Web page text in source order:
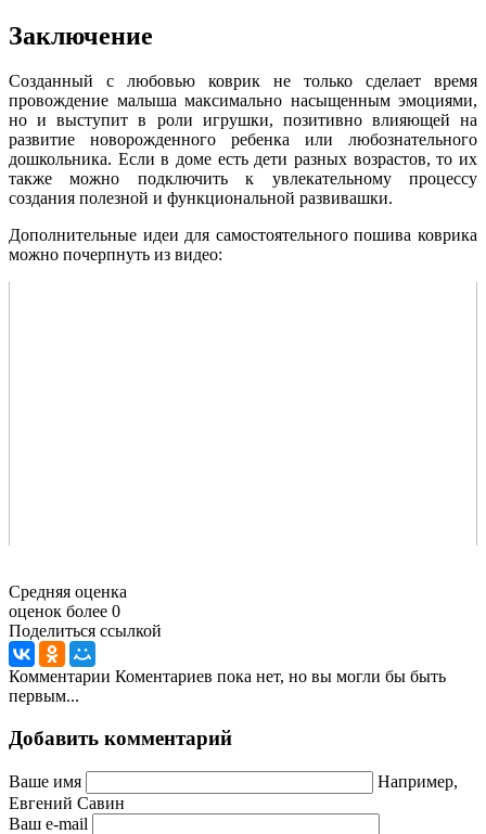
Заключение
Созданный с любовью коврик не только сделает время
провождение малыша максимально насыщенным эмоциями,
но и выступит в роли игрушки, позитивно влияющей на
развитие новорожденного ребенка или любознательного
дошкольника. Если в доме есть дети разных возрастов, то их
также можно подключить к увлекательному процессу
создания полезной и функциональной развивашки.
Дополнительные идеи для самостоятельного пошива коврика
можно почерпнуть из видео:
Средняя оценка
оценок более 0
Поделиться ссылкой
Комментарии Коментариев пока нет, но вы могли бы быть
первым...
Добавить комментарий
Ваше имя
Например,
Евгений Савин
Ваш e-mail